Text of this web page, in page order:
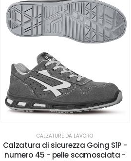
CALZATURE DA LAVORO
Calzatura di sicurezza Going S1P -
numero 45 - pelle scamosciata -